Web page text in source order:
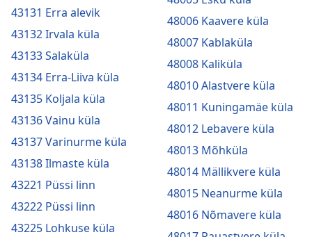
43131 Erra alevik
43132 Irvala küla
43133 Salaküla
43134 Erra-Liiva küla
43135 Koljala küla
43136 Vainu küla
43137 Varinurme küla
43138 Ilmaste küla
43221 Püssi linn
43222 Püssi linn
43225 Lohkuse küla
48006 Kaavere küla
48007 Kablaküla
48008 Kaliküla
48010 Alastvere küla
48011 Kuningamäe küla
48012 Lebavere küla
48013 Mõhküla
48014 Mällikvere küla
48015 Neanurme küla
48016 Nõmavere küla